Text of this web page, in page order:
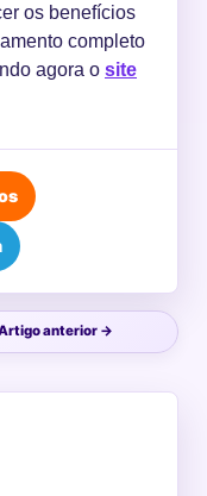
os benefícios
completo
agora o site
anterior →